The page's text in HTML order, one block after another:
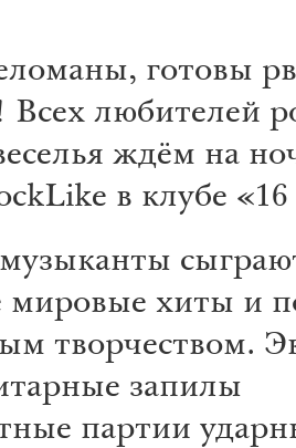
готовы
Всех любителей
ждём на
в клубе
мировые хиты и
творчеством.
запилы
партии